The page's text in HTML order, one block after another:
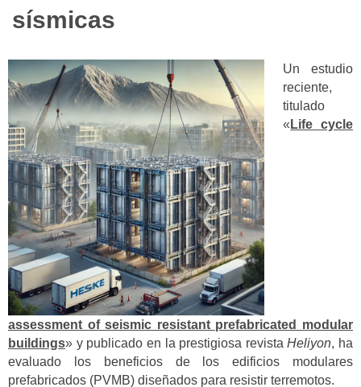
sísmicas
Un estudio
reciente,
titulado
« Life cycle
assessment of seismic resistant prefabricated modular
buildings» y publicado en la prestigiosa revistaHeliyon, ha
evaluado los beneficios de los edificios modulares
prefabricados (PVMB) diseñados para resistir terremotos.